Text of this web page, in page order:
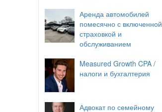
Аренда автомобилей
помесячно с включенной
страховкой и
обслуживанием
Measured Growth CPA /
налоги и бухгалтерия
Адвокат по семейному